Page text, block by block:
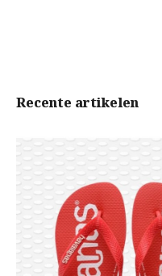
Recente artikelen